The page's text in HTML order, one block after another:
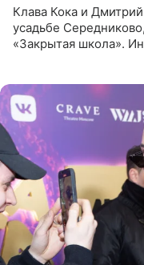
Клава Кока и
усадьбе
«Закрытая школа».